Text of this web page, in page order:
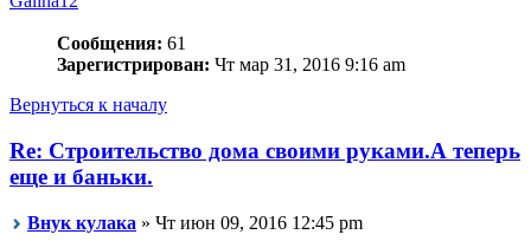
Сообщения: 61
Зарегистрирован: Чт мар 31, 2016 9:16 am
Вернуться к началу
Re: Строительство дома своими руками.А теперь
еще и баньки.
Внук кулака » Чт июн 09, 2016 12:45 pm